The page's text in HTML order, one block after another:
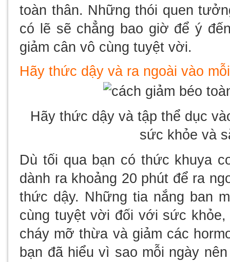
toàn thân. Những thói quen
có lẽ sẽ chẳng bao giờ để ý
giảm cân vô cùng tuyệt vời.
Hãy thức dậy và ra ngoài vào
Hãy thức dậy và tập thể dục
sức khỏe và
Dù tối qua bạn có thức khuya
dành ra khoảng 20 phút để ra
thức dậy. Những tia nắng ban
cùng tuyệt vời đối với sức
cháy mỡ thừa và giảm các
bạn đã hiểu vì sao mỗi ngày